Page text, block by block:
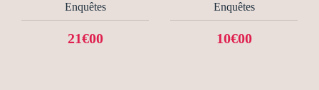
Enquêtes
21€00
Enquêtes
10€00